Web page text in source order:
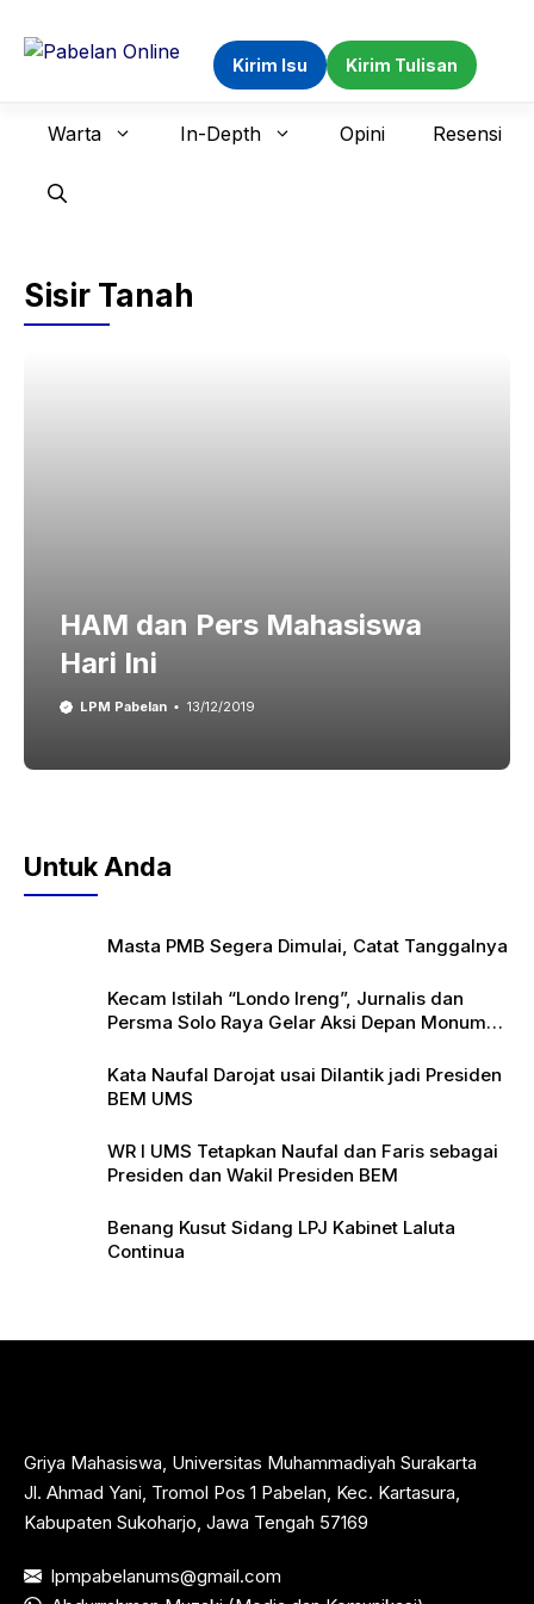
Kirim Isu Kirim Tulisan
Warta In-Depth Opini Resensi
Sisir Tanah
HAM dan Pers Mahasiswa
Hari Ini
LPM Pabelan 13/12/2019
Untuk Anda
Masta PMB Segera Dimulai, Catat Tanggalnya
Kecam Istilah “Londo Ireng”, Jurnalis dan
Persma Solo Raya Gelar Aksi Depan Monumen
Kata Naufal Darojat usai Dilantik jadi Presiden
BEM UMS
WR I UMS Tetapkan Naufal dan Faris sebagai
Presiden dan Wakil Presiden BEM
Benang Kusut Sidang LPJ Kabinet Laluta
Continua
Griya Mahasiswa, Universitas Muhammadiyah Surakarta
Jl. Ahmad Yani, Tromol Pos 1 Pabelan, Kec. Kartasura,
Kabupaten Sukoharjo, Jawa Tengah 57169
lpmpabelanums@gmail.com